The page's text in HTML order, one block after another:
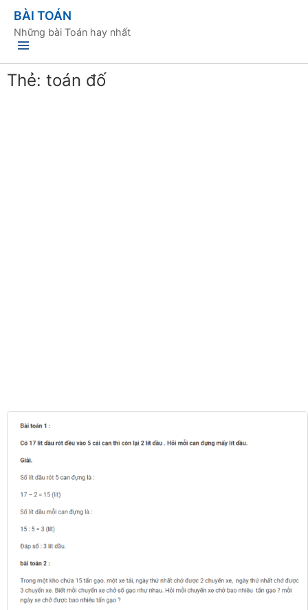
BÀI TOÁN
Những bài Toán hay nhất
Thẻ: toán đố